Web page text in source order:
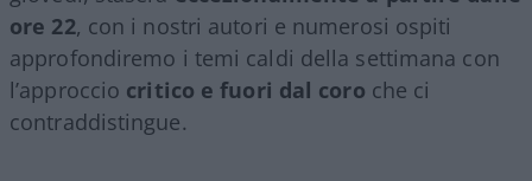
ore 22, con i nostri autori e numerosi ospiti
approfondiremo i temi caldi della settimana con
l’approccio critico e fuori dal coro che ci
contraddistingue.